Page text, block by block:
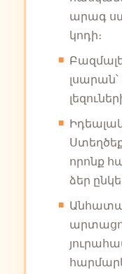
արագ
կոդի։
լսարան՝
որոնք
ձեր